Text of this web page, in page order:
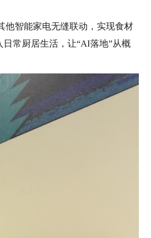
智能家电无缝联动，实现食材
常厨居生活，让“AI落地”从概